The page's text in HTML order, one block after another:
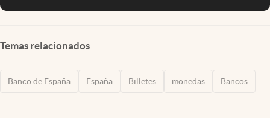
Temas relacionados
Banco de España España Billetes monedas Bancos